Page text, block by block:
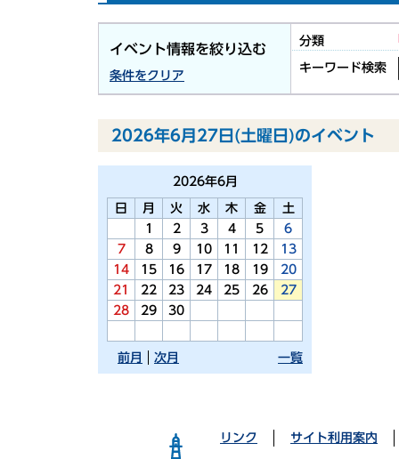
イベント情報を絞り込む
条件をクリア
分類
キーワード検索
2026年6月27日(土曜日)のイベント
2026年6月
日 月 火 水 木 金
土
1
2 3 4 5
6
7
8 9 10 11 12
13
14
15 16 17 18 19
20
21
22 23 24 25 26
27
28
29 30
前月 一覧
次月
リンク サイト利用案内